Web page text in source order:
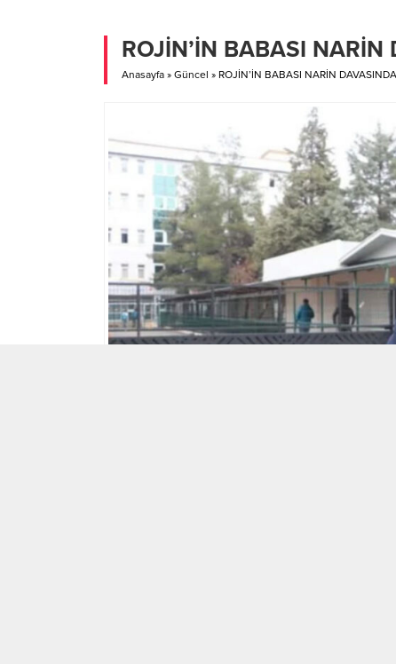
açıklamalarına sert yanıt...
ROJİN’İN BABASI
Anasayfa » Güncel » ROJİN’İN BABASI NARİN